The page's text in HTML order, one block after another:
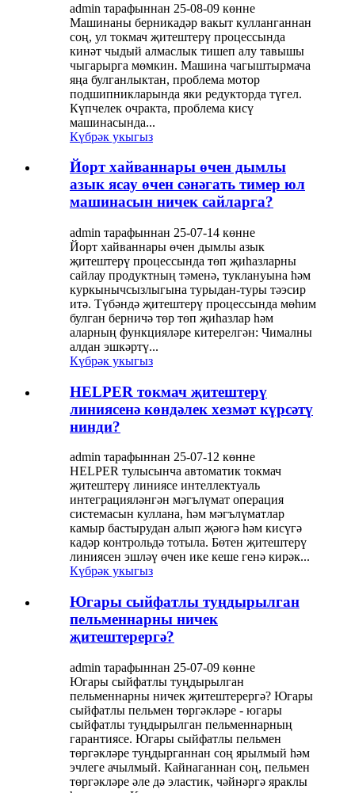
admin тарафыннан 25-08-09 көнне
Машинаны берникадәр вакыт кулланганнан
соң, ул токмач җитештерү процессында
кинәт чыдый алмаслык тишеп алу тавышы
чыгарырга мөмкин. Машина чагыштырмача
яңа булганлыктан, проблема мотор
подшипникларында яки редукторда түгел.
Күпчелек очракта, проблема кисү
машинасында...
Күбрәк укыгыз
Йорт хайваннары өчен дымлы
азык ясау өчен сәнәгать тимер юл
машинасын ничек сайларга?
admin тарафыннан 25-07-14 көнне
Йорт хайваннары өчен дымлы азык
җитештерү процессында төп җиһазларны
сайлау продуктның тәменә, туклануына һәм
куркынычсызлыгына турыдан-туры тәэсир
итә. Түбәндә җитештерү процессында мөһим
булган берничә төр төп җиһазлар һәм
аларның функцияләре китерелгән: Чималны
алдан эшкәртү...
Күбрәк укыгыз
HELPER токмач җитештерү
линиясенә көндәлек хезмәт күрсәтү
нинди?
admin тарафыннан 25-07-12 көнне
HELPER тулысынча автоматик токмач
җитештерү линиясе интеллектуаль
интеграцияләнгән мәгълүмат операция
системасын куллана, һәм мәгълүматлар
камыр бастырудан алып җәюгә һәм кисүгә
кадәр контрольдә тотыла. Бөтен җитештерү
линиясен эшләү өчен ике кеше генә кирәк...
Күбрәк укыгыз
Югары сыйфатлы туңдырылган
пельменнарны ничек
җитештерергә?
admin тарафыннан 25-07-09 көнне
Югары сыйфатлы туңдырылган
пельменнарны ничек җитештерергә? Югары
сыйфатлы пельмен төргәкләре - югары
сыйфатлы туңдырылган пельменнарның
гарантиясе. Югары сыйфатлы пельмен
төргәкләре туңдырганнан соң ярылмый һәм
эчлеге ачылмый. Кайнаганнан соң, пельмен
төргәкләре әле дә эластик, чәйнәргә яраклы